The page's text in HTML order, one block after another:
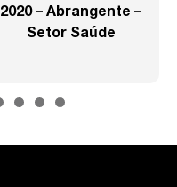
2020 – Abrangente –
Setor Saúde